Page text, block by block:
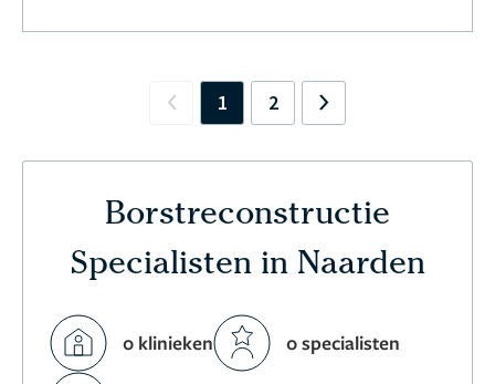
Previous
1 2 Next
Borstreconstructie
Specialisten in Naarden
0 klinieken 0 specialisten